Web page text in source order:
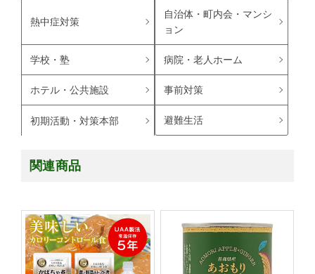
熱中症対策
自治体・町内会・マンシ
ョン
学校・塾 病院・老人ホーム
ホテル・公共施設 事前対策
初期活動・対策本部 避難生活
関連商品